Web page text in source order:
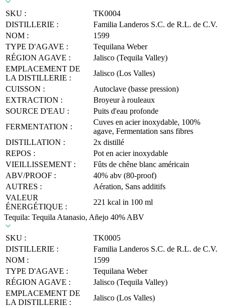
SKU :
TK0004
DISTILLERIE :
Familia Landeros S.C. de R.L. de C.V.
NOM :
1599
TYPE D'AGAVE :
Tequilana Weber
RÉGION AGAVE :
Jalisco (Tequila Valley)
EMPLACEMENT DE
LA DISTILLERIE :
Jalisco (Los Valles)
CUISSON :
Autoclave (basse pression)
EXTRACTION :
Broyeur à rouleaux
SOURCE D'EAU :
Puits d'eau profonde
FERMENTATION :
Cuves en acier inoxydable, 100%
agave, Fermentation sans fibres
DISTILLATION :
2x distillé
REPOS :
Pot en acier inoxydable
VIEILLISSEMENT :
Fûts de chêne blanc américain
ABV/PROOF :
40% abv (80-proof)
AUTRES :
Aération, Sans additifs
VALEUR
ÉNERGÉTIQUE :
221 kcal in 100 ml
Tequila: Tequila Atanasio, Añejo 40% ABV
SKU :
TK0005
DISTILLERIE :
Familia Landeros S.C. de R.L. de C.V.
NOM :
1599
TYPE D'AGAVE :
Tequilana Weber
RÉGION AGAVE :
Jalisco (Tequila Valley)
EMPLACEMENT DE
LA DISTILLERIE :
Jalisco (Los Valles)